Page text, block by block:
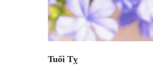
Tuổi Tỵ